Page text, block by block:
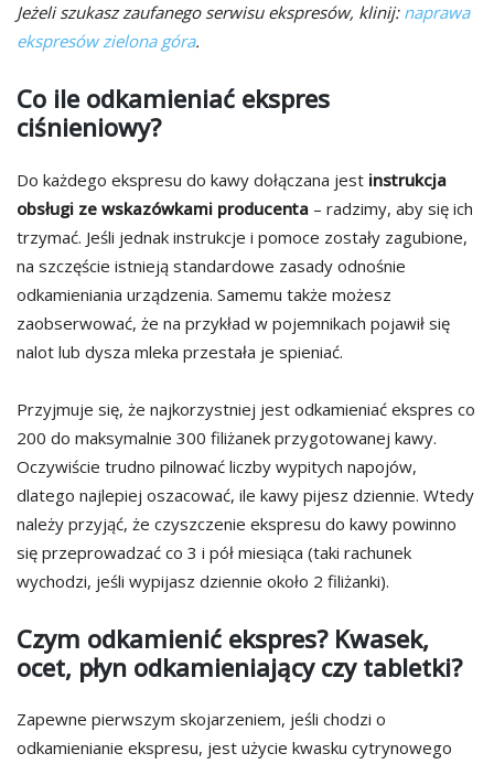
Jeżeli szukasz zaufanego serwisu ekspresów, klinij: naprawa
ekspresów zielona góra.
Co ile odkamieniać ekspres
ciśnieniowy?
Do każdego ekspresu do kawy dołączana jest instrukcja
obsługi ze wskazówkami producenta – radzimy, aby się ich
trzymać. Jeśli jednak instrukcje i pomoce zostały zagubione,
na szczęście istnieją standardowe zasady odnośnie
odkamieniania urządzenia. Samemu także możesz
zaobserwować, że na przykład w pojemnikach pojawił się
nalot lub dysza mleka przestała je spieniać.
Przyjmuje się, że najkorzystniej jest odkamieniać ekspres co
200 do maksymalnie 300 filiżanek przygotowanej kawy.
Oczywiście trudno pilnować liczby wypitych napojów,
dlatego najlepiej oszacować, ile kawy pijesz dziennie. Wtedy
należy przyjąć, że czyszczenie ekspresu do kawy powinno
się przeprowadzać co 3 i pół miesiąca (taki rachunek
wychodzi, jeśli wypijasz dziennie około 2 filiżanki).
Czym odkamienić ekspres? Kwasek,
ocet, płyn odkamieniający czy tabletki?
Zapewne pierwszym skojarzeniem, jeśli chodzi o
odkamienianie ekspresu, jest użycie kwasku cytrynowego